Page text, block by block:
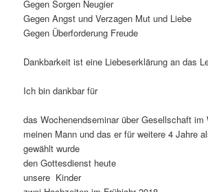
Gegen Sorgen Neugier
Gegen Angst und Verzagen Mut und Liebe
Gegen Überforderung Freude
Dankbarkeit ist eine Liebeserklärung an das
Ich bin dankbar für
das Wochenendseminar über Gesellschaft im
meinen Mann und das er für weitere 4 Jahre
gewählt wurde
den Gottesdienst heute
unsere Kinder